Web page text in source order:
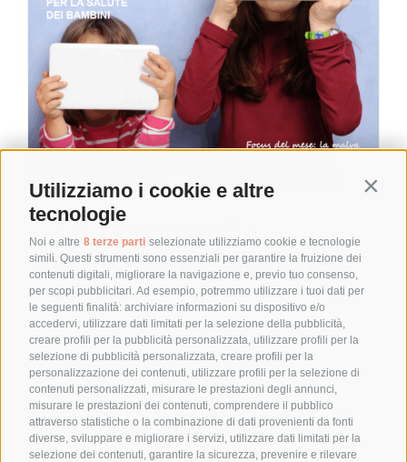
Utilizziamo i cookie e altre
tecnologie
Noi e altre 8 terze parti selezionate utilizziamo cookie e tecnologie
simili. Questi strumenti sono essenziali per garantire la fruizione dei
contenuti digitali, migliorare la navigazione e, previo tuo consenso,
per scopi pubblicitari. Ad esempio, potremmo utilizzare i tuoi dati per
le seguenti finalità: archiviare informazioni su dispositivo e/o
accedervi, utilizzare dati limitati per la selezione della pubblicità,
creare profili per la pubblicità personalizzata, utilizzare profili per la
selezione di pubblicità personalizzata, creare profili per la
personalizzazione dei contenuti, utilizzare profili per la selezione di
contenuti personalizzati, misurare le prestazioni degli annunci,
misurare le prestazioni dei contenuti, comprendere il pubblico
attraverso statistiche o la combinazione di dati provenienti da fonti
diverse, sviluppare e migliorare i servizi, utilizzare dati limitati per la
selezione dei contenuti, garantire la sicurezza, prevenire e rilevare
Le Vettovaglie Magazine – Aprile
2025
Le Vettovaglie
Magazine – Aprile
2025
byElena Alquati | 11 Maggio 2025 | Ebook,Magazine
In questo numero del Magazine, come
spesso accade nei miei contenuti, porto
l’attenzione sui bambini, ma questa
volta a essere [...]